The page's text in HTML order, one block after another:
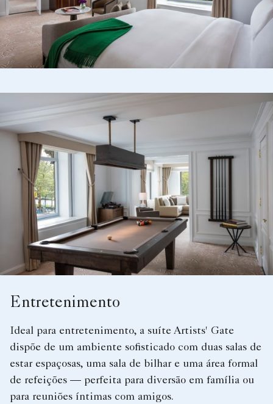
Entretenimento
Ideal para entretenimento, a suíte Artists' Gate
dispõe de um ambiente sofisticado com duas salas de
estar espaçosas, uma sala de bilhar e uma área formal
de refeições — perfeita para diversão em família ou
para reuniões íntimas com amigos.